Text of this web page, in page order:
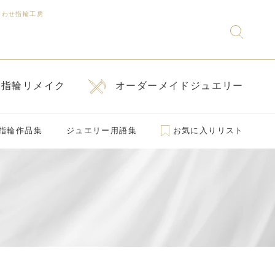
せ指輪工房
指輪リメイク オーダーメイドジュエリー
輪作品集 ジュエリー用語集 お気に入りリスト